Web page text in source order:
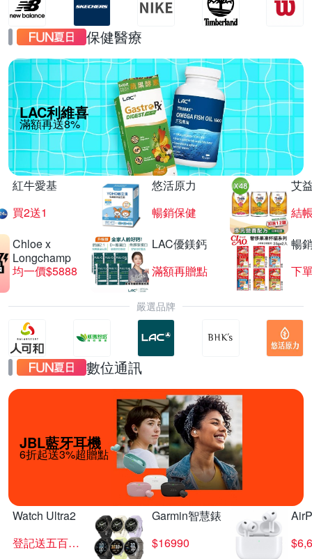
保健醫療
LAC利維喜
滿額再送8%
紅牛愛基
買2送1
悠活原力
暢銷保健
艾
結
Chloe x
Longchamp
均一價$5888
LAC優鎂鈣
滿額再贈點
暢
下
嚴選品牌
數位通訊
JBL藍牙耳機
6折起送3%超贈點
Watch Ultra2
登記送五百超贈點
Garmin智慧錶
$16990